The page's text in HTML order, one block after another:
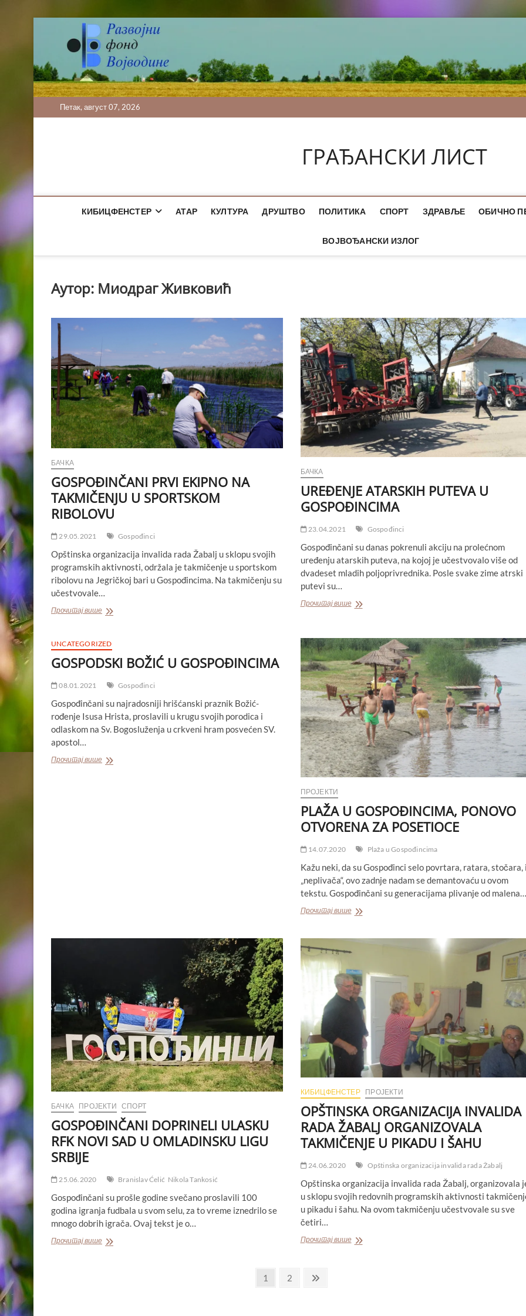
Петак, август 07, 2026
ГРАЂАНСКИ ЛИСТ
КИБИЦФЕНСТЕР АТАР КУЛТУРА ДРУШТВО ПОЛИТИКА СПОРТ ЗДРАВЉЕ ОБИЧНО
ВОЈВОЂАНСКИ ИЗЛОГ
Аутор: Миодраг Живковић
БАЧКА
GOSPOĐINČANI PRVI EKIPNO NA
TAKMIČENJU U SPORTSKOM
RIBOLOVU
29.05.2021 Gospođinci
Opštinska organizacija invalida rada Žabalj u sklopu svojih
programskih aktivnosti, održala je takmičenje u sportskom
ribolovu na Jegričkoj bari u Gospođincima. Na takmičenju su
učestvovale…
Прочитај вишеGOSPOĐINČANI
NA
TAKMIČENJU
U
RIBOLOVU
БАЧКА
UREĐENJE ATARSKIH PUTEVA U
GOSPOĐINCIMA
23.04.2021 Gospođinci
Gospođinčani su danas pokrenuli akciju na prolećnom
uređenju atarskih puteva, na kojoj je učestvovalo više od
dvadeset mladih poljoprivrednika. Posle svake zime atrski
putevi su…
Прочитај вишеUREĐENJE
GOSPOĐINCIMA
UNCATEGORIZED
GOSPODSKI BOŽIĆ U GOSPOĐINCIMA
08.01.2021 Gospođinci
Gospođinčani su najradosniji hrišćanski praznik Božić-
rođenje Isusa Hrista, proslavili u krugu svojih porodica i
odlaskom na Sv. Bogosluženja u crkveni hram posvećen SV.
apostol…
Прочитај вишеGOSPODSKI
ПРОЈЕКТИ
PLAŽA U GOSPOĐINCIMA, PONOVO
OTVORENA ZA POSETIOCE
14.07.2020 Plaža u Gospođincima
Kažu neki, da su Gospođinci selo povrtara, ratara, stočara,
„neplivača“, ovo zadnje nadam se demantovaću u ovom
tekstu. Gospođinčani su generacijama plivanje od malena…
Прочитај вишеPLAŽA
PONOVO
OTVORENA
POSETIOCE
БАЧКА ПРОЈЕКТИ СПОРТ
GOSPOĐINČANI DOPRINELI ULASKU
RFK NOVI SAD U OMLADINSKU LIGU
SRBIJE
25.06.2020 Branislav Ćelić Nikola Tankosić
Gospođinčani su prošle godine svečano proslavili 100
godina igranja fudbala u svom selu, za to vreme iznedrilo se
mnogo dobrih igrača. Ovaj tekst je o…
Прочитај вишеGOSPOĐINČANI
КИБИЦФЕНСТЕР ПРОЈЕКТИ
OPŠTINSKA ORGANIZACIJA INVALIDA
RADA ŽABALJ ORGANIZOVALA
TAKMIČENJE U PIKADU I ŠAHU
24.06.2020 Opštinska organizacija invalida rada Žabalj
Opštinska organizacija invalida rada Žabalj, organizovala
u sklopu svojih redovnih programskih aktivnosti
u pikadu i šahu. Na ovom takmičenju učestvovale su sve
četiri…
Прочитај вишеOPŠTINSKA
Page
1 Page
2